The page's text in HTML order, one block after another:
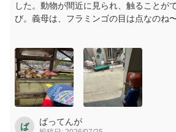
した。動物が間近に見られ、触ることが
び。義母は、フラミンゴの目は点なのね
た。主人も、ビーバーの尻尾触れるよ！
あとは、幼児チャレンジ館に！８月とい
だあとなので、館内で遊べる幼児チャレ
た！おもいっきり身体を動かし、宿泊す
しかったです。義母は、いたく感動した
なに間近に動物見られて楽しかったと話
訪れたいです。
ば ばってんが